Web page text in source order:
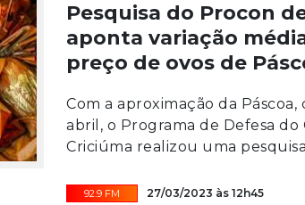
Pesquisa do Procon
aponta variação
preço de ovos de
Com a aproximação da
abril, o Programa de Defesa
Criciúma realizou uma
92.9 FM 27/03/2023 às 12h45